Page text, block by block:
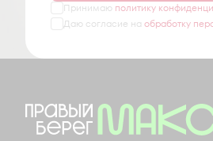
Принимаю политику
Даю согласие на обработку